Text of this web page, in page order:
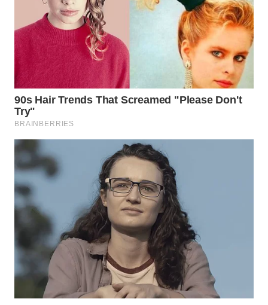
WN
INDRAMAYU
WN
KUNINGAN
MAJALENGKA
WN
SUBANG
SUKABUMI
PURWAKARTA
WN
PRIANGAN